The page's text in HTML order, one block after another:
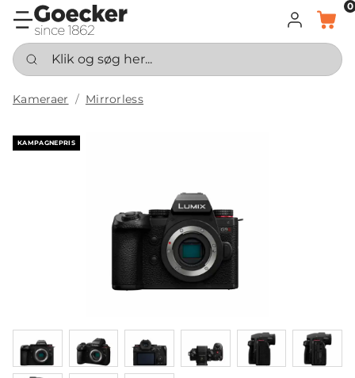
LOG INDKURV
0
Klik og søg her...
Kameraer Mirrorless
KAMPAGNEPRIS